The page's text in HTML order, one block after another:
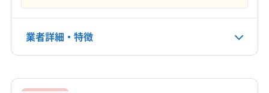
(広島県) 広島市安佐北区
(広島県) 広島市西区
(広島県) 広島市中区
(広島県) 江田島市
公式HP
業者詳細・特徴